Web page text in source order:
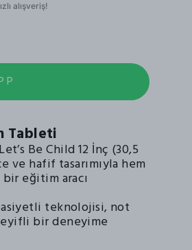
Tableti
Be Child 12 İnç (30,5
ve hafif tasarımıyla hem
eğitim aracı
teknolojisi, not
bir deneyime